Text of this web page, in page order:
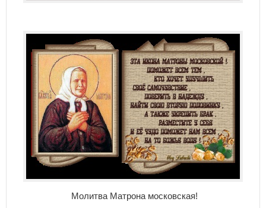
Молитва Матрона московская!